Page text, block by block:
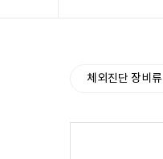
체외진단 장비류